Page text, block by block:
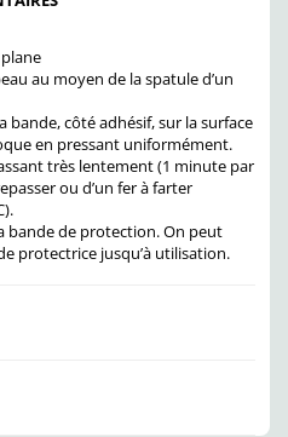
au moyen de la spatule d’un
bande, côté adhésif, sur la surface
en pressant uniformément.
très lentement (1 minute par
ou d’un fer à farter
bande de protection. On peut
protectrice jusqu’à utilisation.